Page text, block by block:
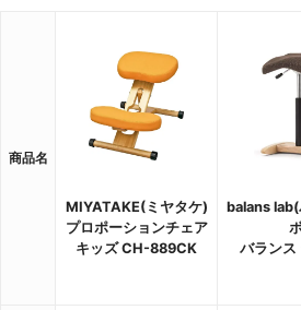
商品名
MIYATAKE(ミヤタケ)
プロポーションチェア
キッズ CH-889CK
balans lab(
バランス